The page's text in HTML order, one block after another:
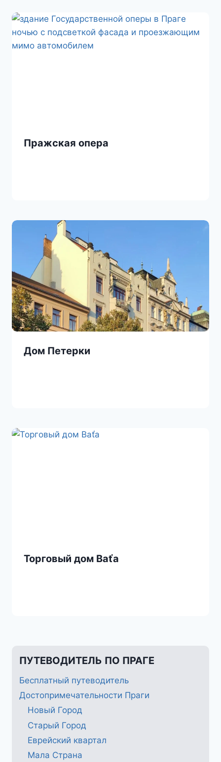
Пражская опера
Дом Петерки
Торговый дом Baťa
ПУТЕВОДИТЕЛЬ ПО ПРАГЕ
Бесплатный путеводитель
Достопримечательности Праги
Новый Город
Старый Город
Еврейский квартал
Мала Страна